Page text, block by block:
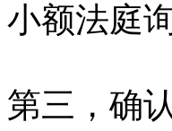
小额法庭
第三，确